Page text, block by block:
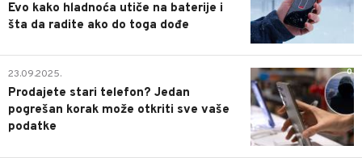
Evo kako hladnoća utiče na baterije i
šta da radite ako do toga dođe
0
23.09.2025.
Prodajete stari telefon? Jedan
pogrešan korak može otkriti sve vaše
podatke